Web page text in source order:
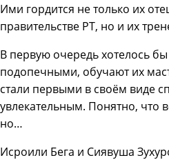
Ими гордится не только их
правительстве РТ, но и их
В первую очередь хотелось
подопечными, обучают их
стали первыми в своём виде
увлекательным. Понятно, что
но…
Исроили Бега и Сиявуша